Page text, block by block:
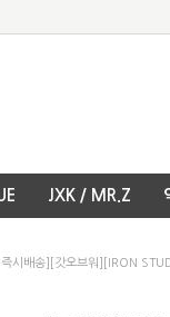
JXK / MR.Z
시배송][갓오브워][IRON